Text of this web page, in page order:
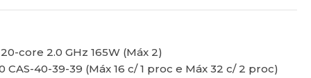
core 2.0 GHz 165W (Máx 2)
CAS-40-39-39 (Máx 16 c/ 1 proc e Máx 32 c/ 2 proc)